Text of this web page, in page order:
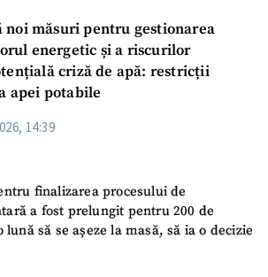
noi măsuri pentru gestionarea
energetic și a riscurilor
criză de apă: restricții
apei potabile
14:39
finalizarea procesului de
a fost prelungit pentru 200 de
să se așeze la masă, să ia o decizie